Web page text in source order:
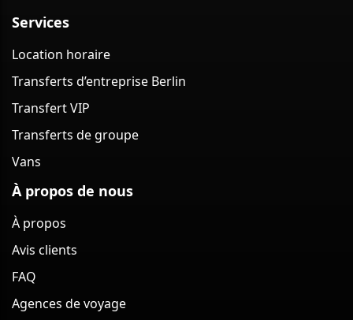
Services
Location horaire
Transferts d’entreprise Berlin
Transfert VIP
Transferts de groupe
Vans
À propos de nous
À propos
Avis clients
FAQ
Agences de voyage